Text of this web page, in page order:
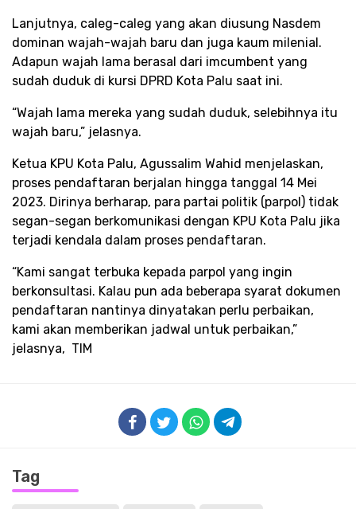
Lanjutnya, caleg-caleg yang akan diusung Nasdem
dominan wajah-wajah baru dan juga kaum milenial.
Adapun wajah lama berasal dari imcumbent yang
sudah duduk di kursi DPRD Kota Palu saat ini.
“Wajah lama mereka yang sudah duduk, selebihnya itu
wajah baru,” jelasnya.
Ketua KPU Kota Palu, Agussalim Wahid menjelaskan,
proses pendaftaran berjalan hingga tanggal 14 Mei
2023. Dirinya berharap, para partai politik (parpol) tidak
segan-segan berkomunikasi dengan KPU Kota Palu jika
terjadi kendala dalam proses pendaftaran.
“Kami sangat terbuka kepada parpol yang ingin
berkonsultasi. Kalau pun ada beberapa syarat dokumen
pendaftaran nantinya dinyatakan perlu perbaikan,
kami akan memberikan jadwal untuk perbaikan,”
jelasnya, TIM
Tag